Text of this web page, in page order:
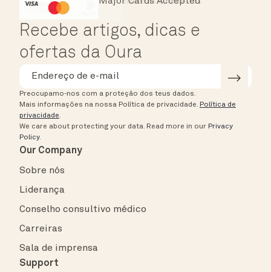
HSA/FSA Eligible
Recebe artigos, dicas e
ofertas da Oura
Preocupamo-nos com a proteção dos teus dados.
Mais informações na nossa Política de privacidade. Política de
privacidade.
We care about protecting your data. Read more in our Privacy
Policy.
Our Company
Sobre nós
Liderança
Conselho consultivo médico
Carreiras
Sala de imprensa
Support